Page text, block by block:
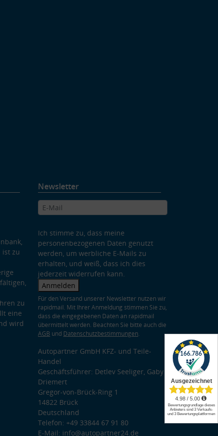
ist zu
zu
eine
wird
Newsletter
Ich stimme zu, dass meine
personenbezogenen Daten genutzt
werden, um werbliche E-Mails zu
erhalten, und weiß, dass ich dies
jederzeit widerrufen kann.
Anmelden
Für den Versand unserer Newsletter nutzen wir
rapidmail. Mit Ihrer Anmeldung stimmen Sie zu,
dass die eingegebenen Daten an rapidmail
übermittelt werden. Beachten Sie bitte auch die
AGB und Datenschutzbestimmungen.
Autopartner GmbH KFZ- und Teile-
Handel
Geschäftsführer: Detlev Seeliger, Gaby
Driemert
Gregor-von-Brück-Ring 1
14822 Brück
Deutschland
Telefon: +49 33844 67 91 80
E-Mail: info@autopartner24.de